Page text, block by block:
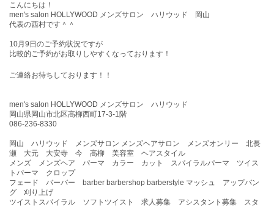
こんにちは！
men's salon HOLLYWOOD メンズサロン ハリウッド 岡山
代表の西村です＾＾
10月9 日のご予約状況ですが
比較的ご予約がお取りしやすくなっております！
ご連絡お待ちしております！！
men's salon HOLLYWOOD メンズサロン ハリウッド
岡山県岡山市北区高柳西町17-3-1階
086-236-8330
岡山 ハリウッド メンズサロン メンズヘアサロン メンズオンリー 北長
瀬 大元 大安寺 今 高柳 美容室 ヘアスタイル
メンズ メンズヘア パーマ カラー カット スパイラルパーマ ツイス
トパーマ クロップ
フェード バーバー barber barbershop barberstyle マッシュ アップバン
グ 刈り上げ
ツイストスパイラル ソフトツイスト 求人募集 アシスタント募集 スタ